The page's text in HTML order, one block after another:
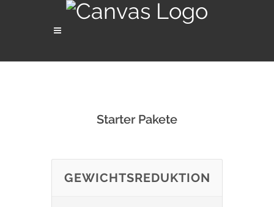
Starter Pakete
GEWICHTSREDUKTION